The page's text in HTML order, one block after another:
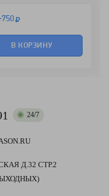
750
В КОРЗИНУ
24/7
Д.32 СТР.2